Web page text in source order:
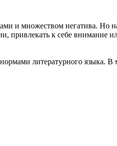
и множеством негатива. Но
привлекать к себе внимание
литературного языка. В